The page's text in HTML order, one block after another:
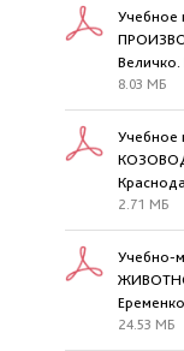
8.03 МБ
2.71 МБ
Учебно-
24.53 МБ